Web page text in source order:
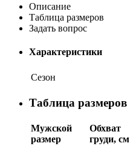
Описание
Таблица размеров
Задать вопрос
Характеристики
Сезон
Таблица размеров
Мужской
размер
Обхват
груди, см